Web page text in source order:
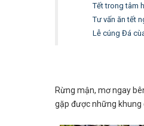
Tết trong tâm
Tư vấn ăn tết
Lễ cúng Đá
Rừng mận, mơ ngay
gặp được những